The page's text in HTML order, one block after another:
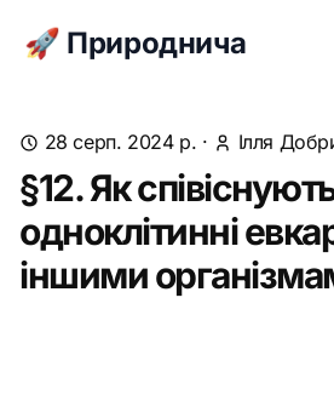
🚀 Природнича
28 серп. 2024 р. · Ілля
§12. Як
одноклітинні
іншими